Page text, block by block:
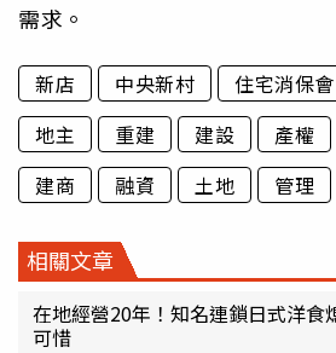
需求。
新店 中央新村 住宅消保會
地主
重建 建設 產權
建商
融資 土地 管理
相關文章
在地經營20年！知名連鎖日式洋
可惜